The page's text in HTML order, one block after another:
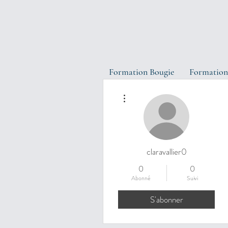
Formation Bougie
claravallier0
0
Abonné
0
Suivi
S'abonner